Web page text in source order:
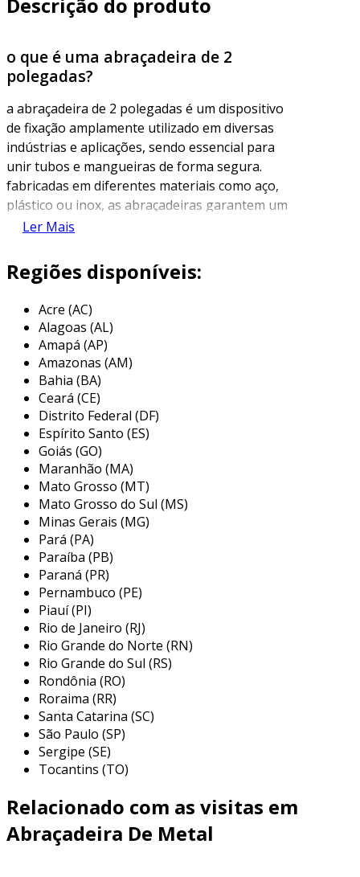
polegadas?
a abraçadeira de 2 polegadas é um dispositivo
de fixação amplamente utilizado em diversas
indústrias e aplicações, sendo essencial para
unir tubos e mangueiras de forma segura.
fabricadas em diferentes materiais como aço,
plástico ou inox, as abraçadeiras garantem um
aperto eficaz, evitando vazamentos e
mantendo a integridade da instalação.
suportar alta pressão e tensão, podendo ser
ajustadas para se adequar a diferentes
diâmetros de tubulação. a sua instalação é
simples, podendo ser executada com o auxílio
de ferramentas básicas, o que torna a
abraçadeira uma solução prática e acessível
para diversos projetos.
principais aplicações da abraçadeira
de 2 polegadas
a abraçadeira de 2 polegadas é versátil e pode
ser aplicada em diversos setores, incluindo a
construção civil, automobilística, e na indústria
química. suas aplicações variam desde sistemas
hidráulicos até montagens de estruturas
metálicas. aqui estão algumas das principais
utilizações:
sistemas de encanamento:
para fixar tubos de água e esgoto, a
abraçadeira adequa-se aos diferentes
tipos de materiais e diâmetros de
tubulação.
elementos estruturais:
estrutura metálica, ela é empregada para
unir partes, oferecendo estabilidade e
segurança.
equipamentos industriais:muito comum
na fixação de mangueiras em máquinas e
equipamentos, evitando movimento
Ler Mais
Acre (AC)
Alagoas (AL)
Amapá (AP)
Amazonas (AM)
Bahia (BA)
Ceará (CE)
Distrito Federal (DF)
Espírito Santo (ES)
Goiás (GO)
Maranhão (MA)
Mato Grosso (MT)
Mato Grosso do Sul (MS)
Minas Gerais (MG)
Pará (PA)
Paraíba (PB)
Paraná (PR)
Pernambuco (PE)
Piauí (PI)
Rio de Janeiro (RJ)
Rio Grande do Norte (RN)
Rio Grande do Sul (RS)
Rondônia (RO)
Roraima (RR)
Santa Catarina (SC)
São Paulo (SP)
Sergipe (SE)
Tocantins (TO)
Relacionado com as visitas em
Abraçadeira De Metal